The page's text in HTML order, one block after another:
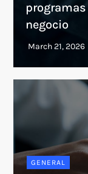
negocio
GENERAL